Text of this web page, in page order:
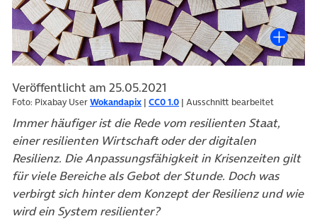
Veröffentlicht am 25.05.2021
Foto: Pixabay UserWokandapix | CC0 1.0 | Ausschnitt bearbeitet
Immer häufiger ist die Rede vom resilienten Staat,
einer resilienten Wirtschaft oder der digitalen
Resilienz. Die Anpassungsfähigkeit in Krisenzeiten gilt
für viele Bereiche als Gebot der Stunde. Doch was
verbirgt sich hinter dem Konzept der Resilienz und wie
wird ein System resilienter?